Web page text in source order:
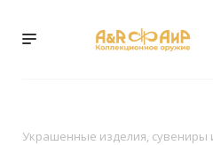
Украшенные изделия, сувениры